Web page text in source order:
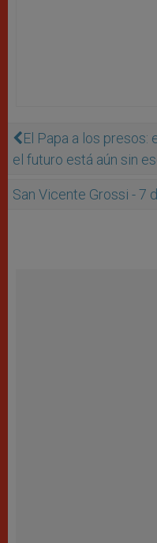
El Papa a los presos:
el futuro está aún sin
San Vicente Grossi - 7